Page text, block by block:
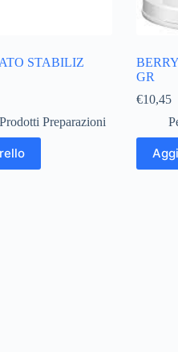
STABILIZ
Prodotti Preparazioni
GR
€10,45